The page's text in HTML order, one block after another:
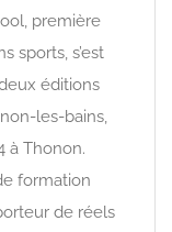
première
sports, s’est
éditions
les-bains,
à Thonon.
formation
de réels